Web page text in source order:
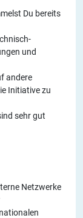
Du bereits
und
andere
Initiative zu
sehr gut
Netzwerke